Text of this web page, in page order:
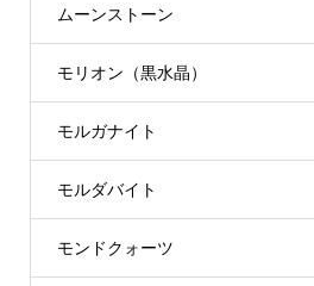
ムーンストーン
モリオン（黒水晶）
モルガナイト
モルダバイト
モンドクォーツ